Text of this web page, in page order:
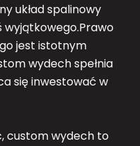
układ spalinowy
wyjątkowego.Prawo
jest istotnym
wydech spełnia
się inwestować w
custom wydech to